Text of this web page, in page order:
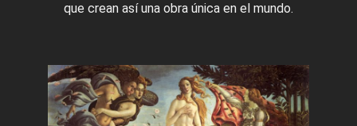
que crean así una obra única en el mundo.